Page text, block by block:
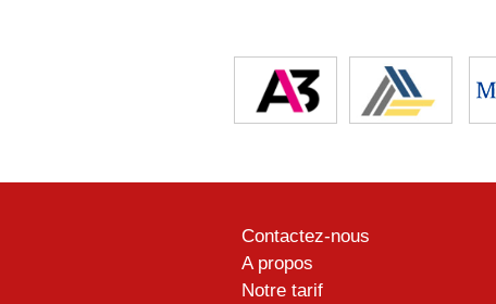
Contactez-nous
A propos
Notre tarif